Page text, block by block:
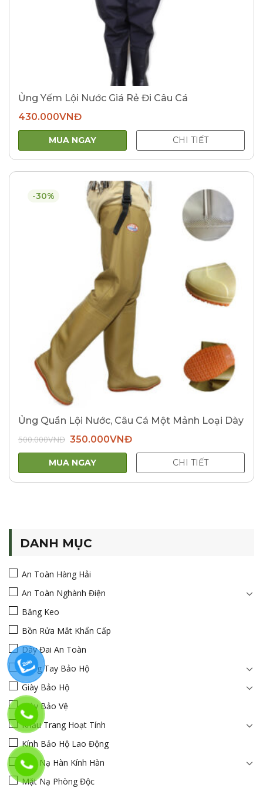
Ủng Yếm Lội Nước Giá Rẻ Đi Câu Cá
430.000VNĐ
MUA NGAY CHI TIẾT
-30%
Ủng Quần Lội Nước, Câu Cá Một Mảnh Loại Dày
500.000VNĐ Giá
gốc
là:
500.000VNĐ.
350.000VNĐGiá
hiện
tại
350.000VNĐ.
MUA NGAY CHI TIẾT
DANH MỤC
An Toàn Hàng Hải
An Toàn Nghành Điện
Băng Keo
Bồn Rửa Mắt Khẩn Cấp
Dây Đai An Toàn
Găng Tay Bảo Hộ
Giày Bảo Hộ
Giày Bảo Vệ
Khẩu Trang Hoạt Tính
Kính Bảo Hộ Lao Động
Mặt Nạ Hàn Kính Hàn
Mặt Nạ Phòng Độc